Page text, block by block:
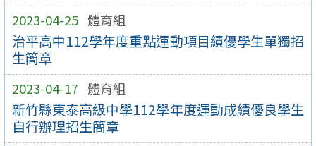
2023-04-25 體育組
治平高中112學年度重點運動項目績優學生單獨招
生簡章
2023-04-17 體育組
新竹縣東泰高級中學112學年度運動成績優良學生
自行辦理招生簡章